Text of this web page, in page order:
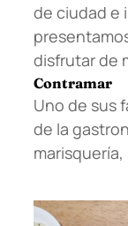
de ciudad e
disfrutar de
Contramar
Uno de sus
de la